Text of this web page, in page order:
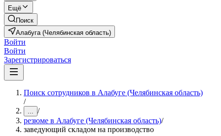
Ещё
Поиск
Алабуга (Челябинская область)
Войти
Войти
Зарегистрироваться
Поиск сотрудников в Алабуге (Челябинская область)
/
... /
резюме в Алабуге (Челябинская область)/
заведующий складом на производство